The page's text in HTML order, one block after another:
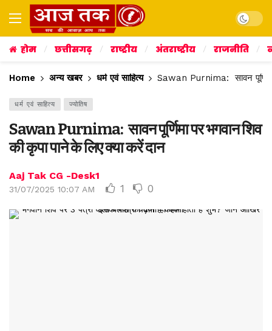
Dark
होम छत्तीसगढ़ राष्ट्रीय अंतराष्ट्रीय राजनीति
Home अन्य खबर धर्म एवं साहित्य Sawan Purnima: सावन
धर्म एवं साहित्य ज्योतिष
Sawan Purnima: सावन पूर्णिमा पर भगवान शिव
की कृपा पाने के लिए क्या करें दान
Aaj Tak CG -Desk1
31/07/2025 10:07 AM 1 0